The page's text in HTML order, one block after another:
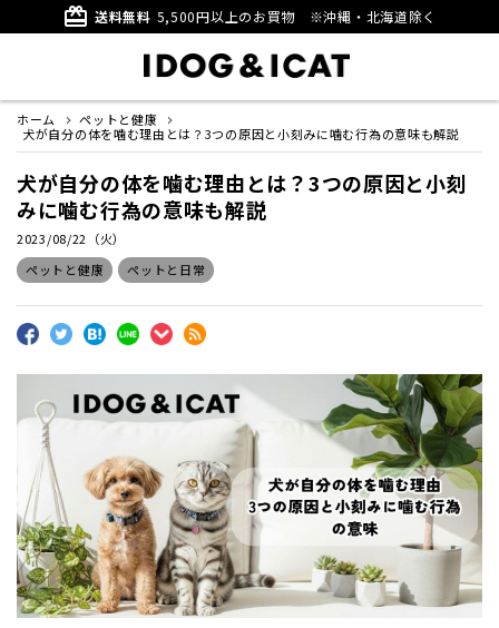
card_giftcard 送料無料 5,500円以上のお買物 ※沖縄・北海道除く
ホーム
ペットと健康
犬が自分の体を噛む理由とは？3つの原因と小刻みに噛む行為の意味も解説
犬が自分の体を噛む理由とは？3つの原因と小刻
みに噛む行為の意味も解説
2023/08/22（火）
ペットと健康
ペットと日常